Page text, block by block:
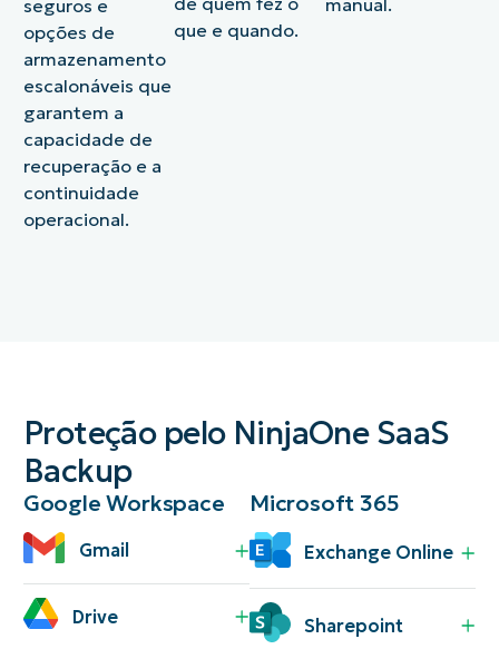
seguros e
opções de
armazenamento
escalonáveis que
garantem a
capacidade de
recuperação e a
continuidade
operacional.
que e quando.
Proteção pelo NinjaOne SaaS
Backup
Google Workspace
Gmail
Drive
Microsoft 365
Exchange Online
Sharepoint